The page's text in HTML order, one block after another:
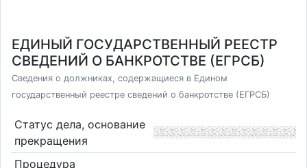
ЕДИНЫЙ ГОСУДАРСТВЕННЫЙ РЕЕСТР
СВЕДЕНИЙ О БАНКРОТСТВЕ (ЕГРСБ)
Сведения о должниках, содержащиеся в Едином
государственный реестре сведений о банкротстве (ЕГРСБ)
Статус дела, основание
прекращения
Процедура